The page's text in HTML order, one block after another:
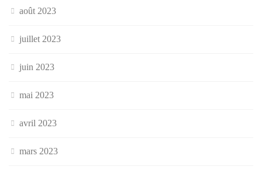
août 2023
juillet 2023
juin 2023
mai 2023
avril 2023
mars 2023